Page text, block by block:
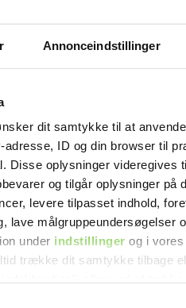
Annonceindstillinger
dit samtykke til at
adresse, ID og din browser til
Disse oplysninger videregives
og tilgår oplysninger på
levere tilpasset indhold,
lave målgruppeundersøgelser
under indstillinger og i vores
trække dit samtykke tilbage
for første gang: "Jeg